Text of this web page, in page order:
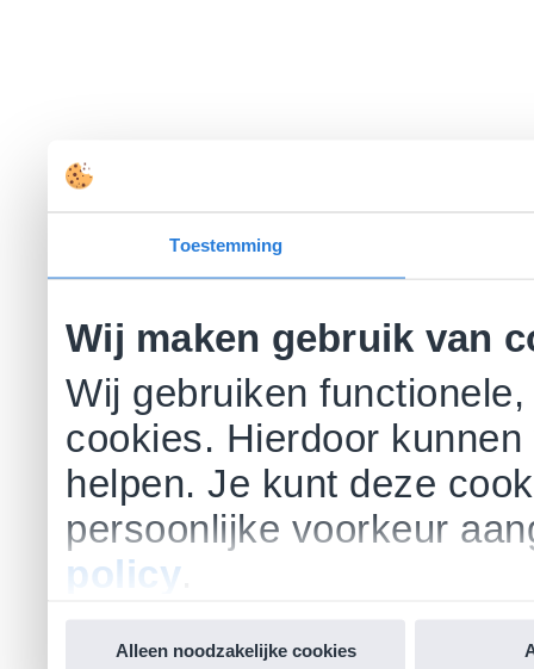
Toestemming
Wij maken gebruik van
Wij gebruiken
cookies. Hierdoor
helpen. Je kunt deze
persoonlijke voorkeur
policy
Alleen noodzakelijke cookies